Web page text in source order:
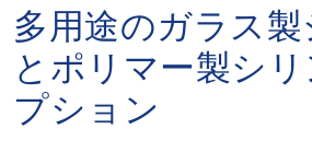
多用途のガラス
とポリマー製シ
プション